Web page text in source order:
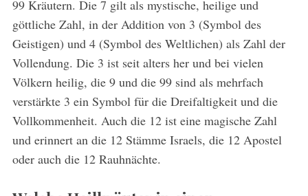
99 Kräutern. Die 7 gilt als mystische, heilige und
göttliche Zahl, in der Addition von 3 (Symbol des
Geistigen) und 4 (Symbol des Weltlichen) als Zahl der
Vollendung. Die 3 ist seit alters her und bei vielen
Völkern heilig, die 9 und die 99 sind als mehrfach
verstärkte 3 ein Symbol für die Dreifaltigkeit und die
Vollkommenheit. Auch die 12 ist eine magische Zahl
und erinnert an die 12 Stämme Israels, die 12 Apostel
oder auch die 12 Rauhnächte.